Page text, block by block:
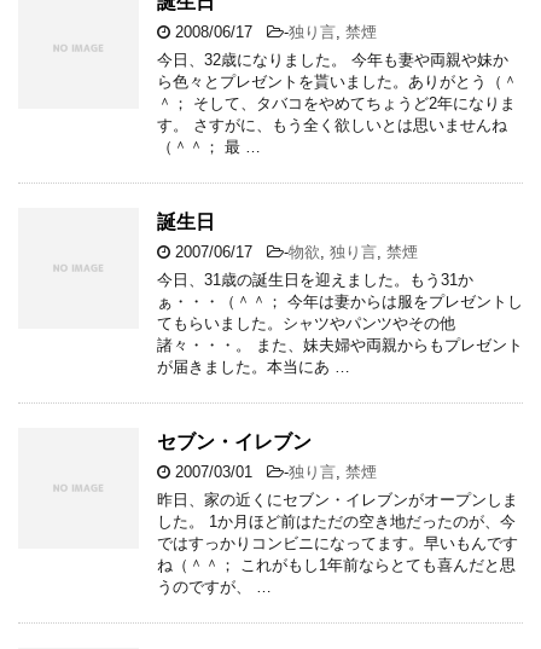
2008/06/17 -独り言 禁煙
今日、32歳になりました。 今年も妻や両親や妹か
ら色々とプレゼントを貰いました。ありがとう（＾
＾； そして、タバコをやめてちょうど2年になりま
す。 さすがに、もう全く欲しいとは思いませんね
（＾＾； 最 …
誕生日
2007/06/17 -物欲 独り言 禁煙
今日、31歳の誕生日を迎えました。もう31か
ぁ・・・（＾＾； 今年は妻からは服をプレゼントし
てもらいました。シャツやパンツやその他
諸々・・・。 また、妹夫婦や両親からもプレゼント
が届きました。本当にあ …
セブン・イレブン
2007/03/01 -独り言 禁煙
昨日、家の近くにセブン・イレブンがオープンしま
した。 1か月ほど前はただの空き地だったのが、今
ではすっかりコンビニになってます。早いもんです
ね（＾＾； これがもし1年前ならとても喜んだと思
うのですが、 …